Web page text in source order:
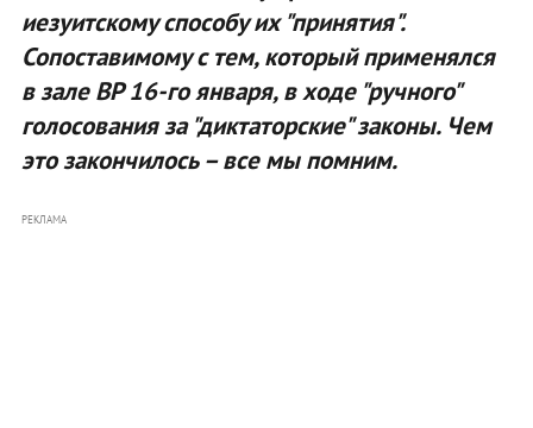
иезуитскому способу их "принятия".
Сопоставимому с тем, который применялся
в зале ВР 16-го января, в ходе "ручного"
голосования за "диктаторские" законы. Чем
это закончилось – все мы помним.
РЕКЛАМА